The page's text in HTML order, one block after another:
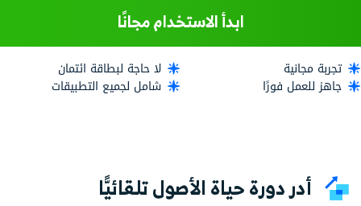
ابدأ الاستخدام مجانًا
تجربة مجانية
لا حاجة لبطاقة ائتمان
جاهز للعمل فورًا
شامل لجميع التطبيقات
أدر دورة حياة الأصول تلقائيًّا